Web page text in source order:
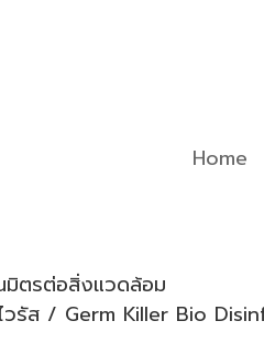
Home
ตรต่อสิ่งแวดล้อม
วรัส / Germ Killer Bio